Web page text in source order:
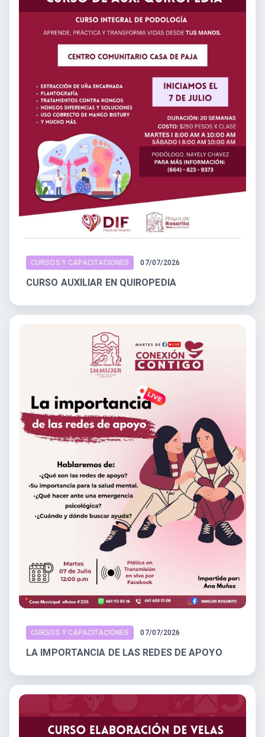
CURSOS Y CAPACITACIONES 07/07/2026
CURSO AUXILIAR EN QUIROPEDIA
CURSOS Y CAPACITACIONES 07/07/2026
LA IMPORTANCIA DE LAS REDES DE APOYO